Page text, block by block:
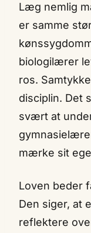
Læg nemlig
er samme
biologilærer
ros.
disciplin. Det
svært at
mærke sit
Loven beder
Den siger, at
reflektere